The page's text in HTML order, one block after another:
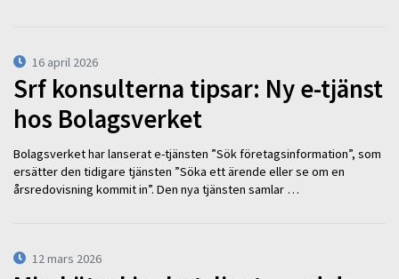
16 april 2026
Srf konsulterna tipsar: Ny e-tjänst
hos Bolagsverket
Bolagsverket har lanserat e-tjänsten ”Sök företagsinformation”, som
ersätter den tidigare tjänsten ”Söka ett ärende eller se om en
årsredovisning kommit in”. Den nya tjänsten samlar …
12 mars 2026